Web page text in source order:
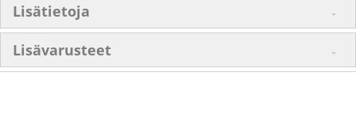
Lisätietoja
Lisävarusteet